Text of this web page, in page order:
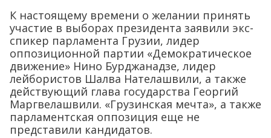
К настоящему времени о желании принять
участие в выборах президента заявили экс-
спикер парламента Грузии, лидер
оппозиционной партии «Демократическое
движение» Нино Бурджанадзе, лидер
лейбористов Шалва Нателашвили, а также
действующий глава государства Георгий
Маргвелашвили. «Грузинская мечта», а также
парламентская оппозиция еще не
представили кандидатов.